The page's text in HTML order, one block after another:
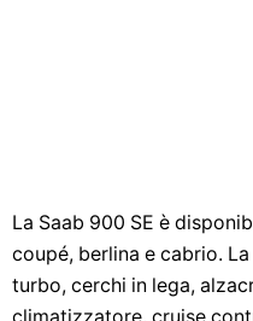
La Saab 900 SE è
coupé, berlina e cabrio.
turbo, cerchi in lega,